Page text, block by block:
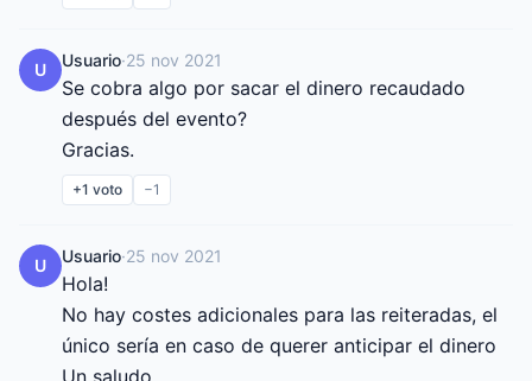
U Usuario·25 nov 2021
Se cobra algo por sacar el dinero recaudado
después del evento?
Gracias.
+1 voto −1
U Usuario·25 nov 2021
Hola!
No hay costes adicionales para las reiteradas, el
único sería en caso de querer anticipar el dinero
Un saludo